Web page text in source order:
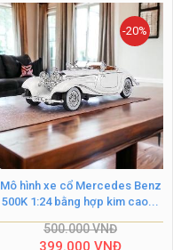
-20%
Mô hình xe cổ Mercedes Benz
500K 1:24 bằng hợp kim cao...
500.000VNĐ
399.000 VNĐ